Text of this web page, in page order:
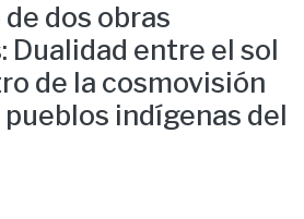
dos obras
Dualidad entre el sol
de la cosmovisión
indígenas del